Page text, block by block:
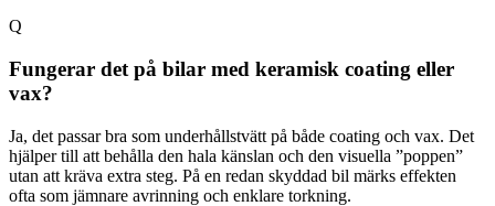
Q
Fungerar det på bilar med keramisk coating eller
vax?
Ja, det passar bra som underhållstvätt på både coating och vax. Det
hjälper till att behålla den hala känslan och den visuella ”poppen”
utan att kräva extra steg. På en redan skyddad bil märks effekten
ofta som jämnare avrinning och enklare torkning.